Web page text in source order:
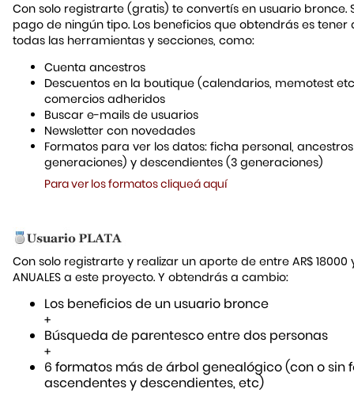
Con solo registrarte (gratis) te convertís en usuario bronce.
pago de ningún tipo. Los beneficios que obtendrás es tener
todas las herramientas y secciones, como:
Cuenta ancestros
Descuentos en la boutique (calendarios, memotest
comercios adheridos
Buscar e-mails de usuarios
Newsletter con novedades
Formatos para ver los datos: ficha personal,
generaciones) y descendientes (3 generaciones)
Para ver los formatos cliqueá aquí
Con solo registrarte y realizar un aporte de entre AR$ 18000
ANUALES a este proyecto. Y obtendrás a cambio:
Los beneficios de un usuario bronce
+
Búsqueda de parentesco entre dos personas
+
6 formatos más de árbol genealógico (con o sin
ascendentes y descendientes, etc)